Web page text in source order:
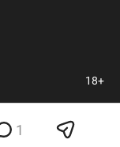
1
18+